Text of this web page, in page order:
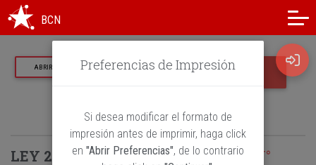
BCN
ABRIR PREFERENCIAS
IMPRIMIR
LEY 21634
MODERNIZA LA LEY N°
Preferencias de Impresión
Si desea modificar el formato de
impresión antes de imprimir, haga click
en "Abrir Preferencias", de lo contrario